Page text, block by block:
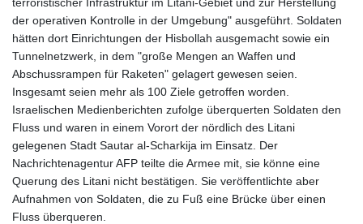
1375550.000352
ISK 123.340386
JEP 0.740916
JMD 158.790465
JOD 0.70904
JPY 157.80604
KES 128.780385
KGS 87.450384
KHR
4052.503796
KMF 426.00035
KRW
der operativen Kontrolle in der Umgebung" ausgeführt. Soldaten
hätten dort Einrichtungen der Hisbollah ausgemacht sowie ein
Tunnelnetzwerk, in dem "große Mengen an Waffen und
Abschussrampen für Raketen" gelagert gewesen seien.
Insgesamt seien mehr als 100 Ziele getroffen worden.
Israelischen Medienberichten zufolge überquerten Soldaten den
Fluss und waren in einem Vorort der nördlich des Litani
gelegenen Stadt Sautar al-Scharkija im Einsatz. Der
Nachrichtenagentur AFP teilte die Armee mit, sie könne eine
Querung des Litani nicht bestätigen. Sie veröffentlichte aber
Aufnahmen von Soldaten, die zu Fuß eine Brücke über einen
Fluss überqueren.